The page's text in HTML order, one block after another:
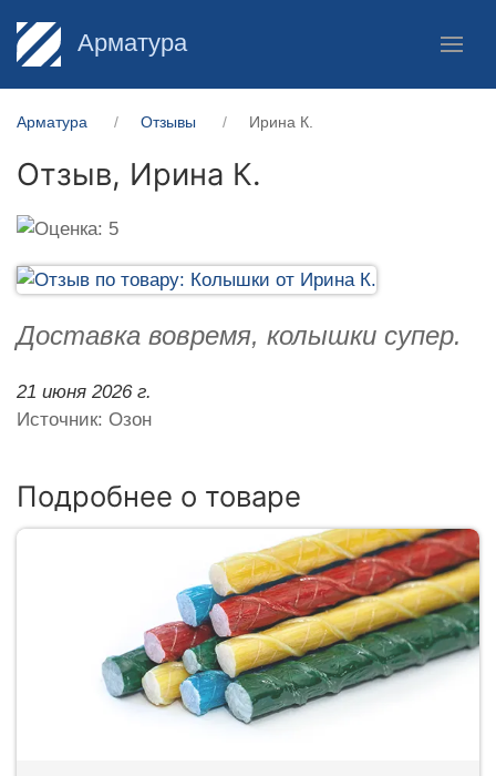
Арматура
Арматура Отзывы Ирина К.
Отзыв, Ирина К.
Доставка вовремя, колышки супер.
21 июня 2026 г.
Источник: Озон
Подробнее о товаре